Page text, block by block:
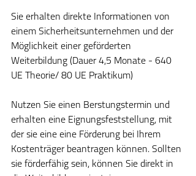
Sie erhalten direkte Informationen von
einem Sicherheitsunternehmen und der
Möglichkeit einer geförderten
Weiterbildung (Dauer 4,5 Monate - 640
UE Theorie/ 80 UE Praktikum)
Nutzen Sie einen Berstungstermin und
erhalten eine Eignungsfeststellung, mit
der sie eine eine Förderung bei Ihrem
Kostenträger beantragen können. Sollten
sie förderfähig sein, können Sie direkt in